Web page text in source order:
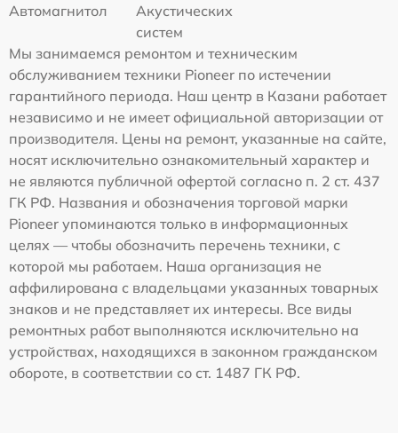
Автомагнитол
Акустических
систем
Мы занимаемся ремонтом и техническим
обслуживанием техники Pioneer по истечении
гарантийного периода. Наш центр в Казани работает
независимо и не имеет официальной авторизации от
производителя. Цены на ремонт, указанные на сайте,
носят исключительно ознакомительный характер и
не являются публичной офертой согласно п. 2 ст. 437
ГК РФ. Названия и обозначения торговой марки
Pioneer упоминаются только в информационных
целях — чтобы обозначить перечень техники, с
которой мы работаем. Наша организация не
аффилирована с владельцами указанных товарных
знаков и не представляет их интересы. Все виды
ремонтных работ выполняются исключительно на
устройствах, находящихся в законном гражданском
обороте, в соответствии со ст. 1487 ГК РФ.